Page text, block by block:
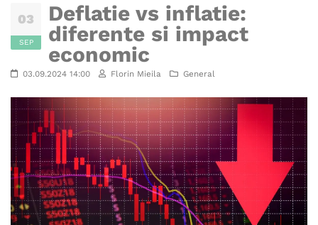
03
SEP
Deflatie vs inflatie:
diferente si impact
economic
03.09.2024 14:00 Florin Mieila General